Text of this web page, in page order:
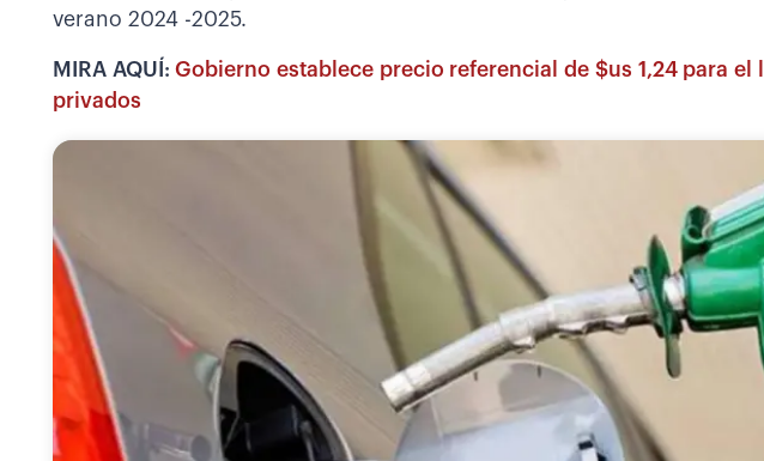
verano 2024 -2025.
MIRA AQUÍ: Gobierno establece precio referencial de $us 1,24 para
privados